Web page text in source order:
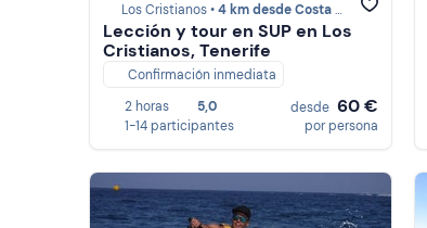
Los Cristianos •4 km desde Costa Adeje
Lección y tour en SUP en Los
Cristianos, Tenerife
Confirmación inmediata
2 horas
5,0
1-14 participantes
desde 60 €
por persona